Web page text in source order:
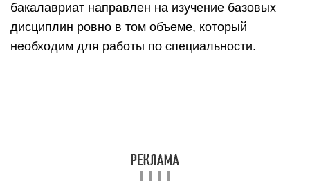
бакалавриат направлен на изучение базовых
дисциплин ровно в том объеме, который
необходим для работы по специальности.